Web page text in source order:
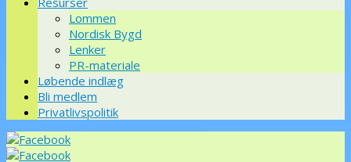
Lommen
Nordisk Bygd
Lenker
PR-materiale
Løbende indlæg
Bli medlem
Privatlivspolitik